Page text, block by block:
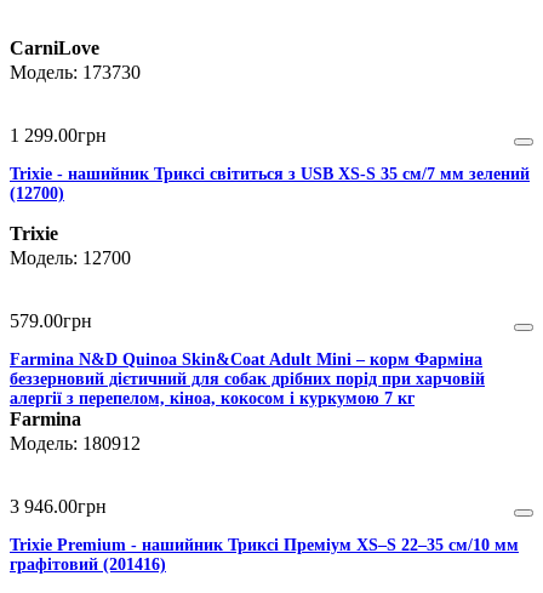
CarniLove
173730
1 299.00грн
Trixie - нашийник Триксі світиться з USB XS-S 35 cм/7 мм зелений
(12700)
Trixie
12700
579.00грн
Farmina N&D Quinoa Skin&Coat Adult Mini – корм Фарміна
беззерновий дієтичний для собак дрібних порід при харчовій
алергії з перепелом, кіноа, кокосом і куркумою 7 кг
Farmina
180912
3 946.00грн
Trixie Premium - нашийник Триксі Преміум XS–S 22–35 см/10 мм
графітовий (201416)